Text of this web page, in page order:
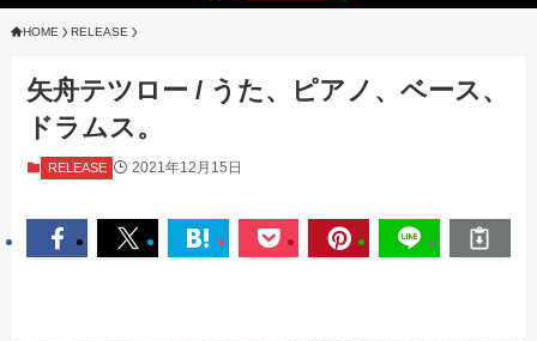
HOME RELEASE
矢舟テツロー / うた、ピアノ、ベース、
ドラムス。
RELEASE 2021年12月15日